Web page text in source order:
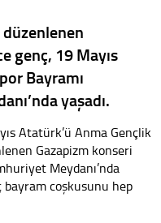
genç, 19 Mayıs
Bayramı
yaşadı.
Atatürk’ü Anma Gençlik
Gazapizm konseri
Meydanı’nda
coşkusunu hep